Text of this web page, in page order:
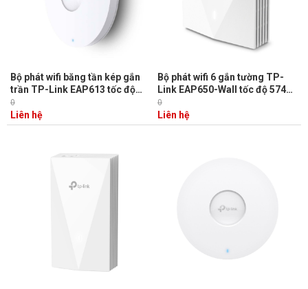
Bộ phát wifi băng tần kép gắn
trần TP-Link EAP613 tốc độ
lên đến 574 Mbps trên 2,4 GHz
và 1201 Mbps trên 5 GHz
0
Liên hệ
Bộ phát wifi 6 gắn tường TP-
Link EAP650-Wall tốc độ 574
Mbps trên 2,4 GHz và 2402
Mbps trên 5 GHz
0
Liên hệ